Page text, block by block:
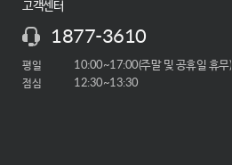
고객센터
1877-3610
평일 10:00~17:00(주말 및 공휴일 휴무)
점심 12:30~13:30